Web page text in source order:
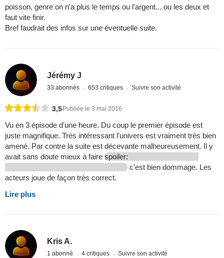
poisson, genre on n'a plus le temps ou l'argent... ou les deux et
faut vite finir.
Bref faudrait des infos sur une éventuelle suite.
Jérémy J
33 abonnés 653 critiques Suivre son activité
3,5Publiée le 3 mai 2016
Vu en 3 épisode d'une heure. Du coup le premier épisode est
juste magnifique. Très intéressant l'univers est vraiment très bien
amené. Par contre la suite est décevante malheureusement. Il y
avait sans doute mieux à faire spoiler:
c'est bien dommage. Les
acteurs joue de façon très correct.
Lire plus
Kris A.
1 abonné 4 critiques Suivre son activité